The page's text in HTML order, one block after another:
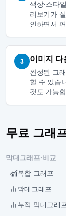
색상·스타
리보기가
인하면서
3 이미지 다
완성된 그
할 수 있습
것도 가능
무료 그래
막대그래프·비교
복합 그래프
막대그래프
누적 막대그래프